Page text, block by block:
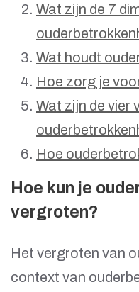
Wat zijn de 7
Wat houdt
Hoe zorg je
Wat zijn de vier
Hoe
Hoe kun je
vergroten?
Het vergroten van
context van